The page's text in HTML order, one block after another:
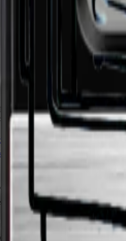
multizona con capacidad para 93
cm)
enfriamiento